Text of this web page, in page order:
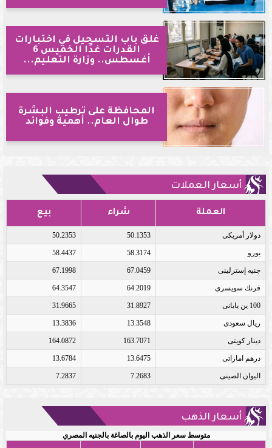
غلق باب التسجيل في اختبارات
القدرات غدًا الخميس 6
أغسطس.. وزارة التعليم...
المحافظة على ترطيب البشرة
طوال العام.. أهمية وفوائد
أسعار العملات
العملة شراء بيع
دولار أمريكى 50.1353
50.2353
يورو 58.3174
58.4437
جنيه إسترلينى 67.0459
67.1998
فرنك سويسرى 64.2019
64.3547
100 ين يابانى 31.8927
31.9665
ريال سعودى 13.3548
13.3836
دينار كويتى 163.7071
164.0872
درهم اماراتى 13.6475
13.6784
اليوان الصينى 7.2683
7.2837
أسعار الذهب
متوسط سعر الذهب اليوم بالصاغة بالجنيه المصري